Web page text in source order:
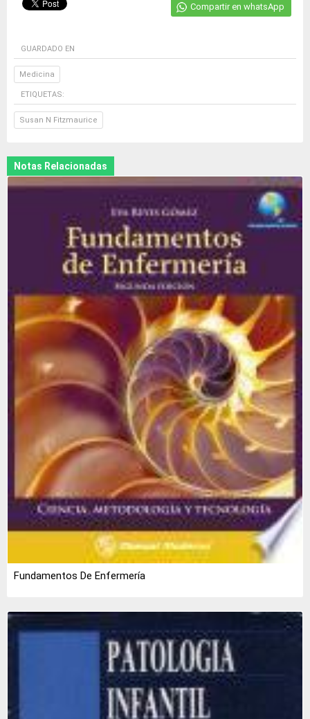
Compartir en whatsApp
GUARDADO EN
Medicina
ETIQUETAS:
Susan N Fitzmaurice
Notas Relacionadas
Fundamentos De Enfermería